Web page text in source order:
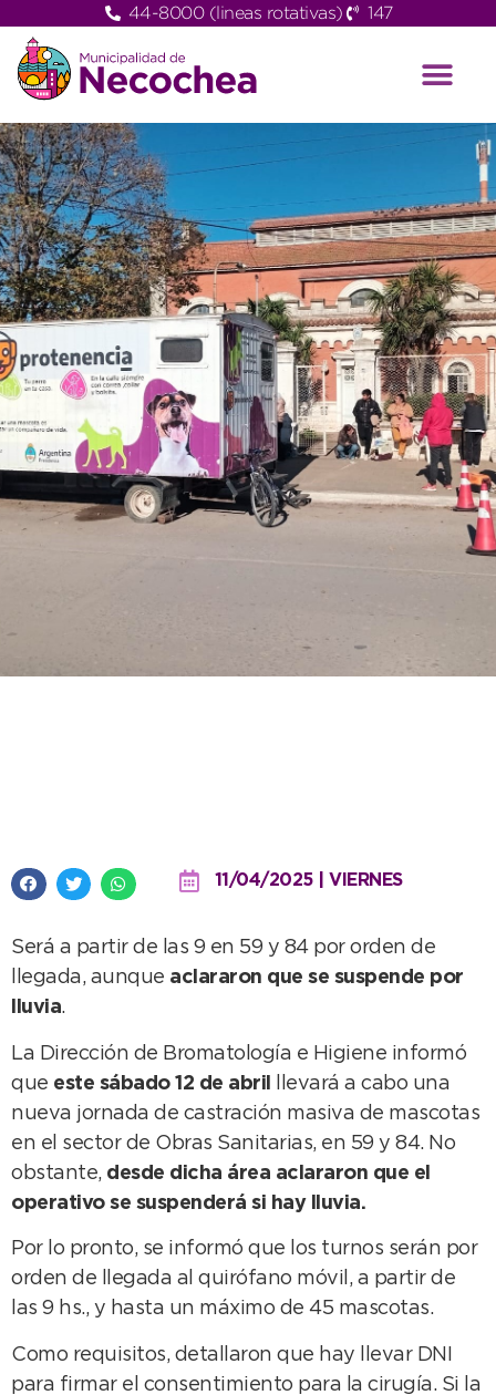
44-8000 (lineas rotativas) 147
11/04/2025 | VIERNES
Será a partir de las 9 en 59 y 84 por orden de
llegada, aunque aclararon que se suspende por
lluvia.
La Dirección de Bromatología e Higiene informó
que este sábado 12 de abril
llevará a cabo una
nueva jornada de castración masiva de mascotas
en el sector de Obras Sanitarias, en 59 y 84. No
obstante, desde dicha área aclararon que el
operativo se suspenderá si hay lluvia.
Por lo pronto, se informó que los turnos serán por
orden de llegada al quirófano móvil, a partir de
las 9 hs., y hasta un máximo de 45 mascotas.
Como requisitos, detallaron que hay llevar DNI
para firmar el consentimiento para la cirugía. Si la